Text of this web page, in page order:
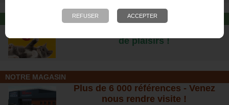
JOUET POUR CHAT
de plaisirs !
NOTRE MAGASIN
Plus de 6 000 références - Venez
nous rendre visite !